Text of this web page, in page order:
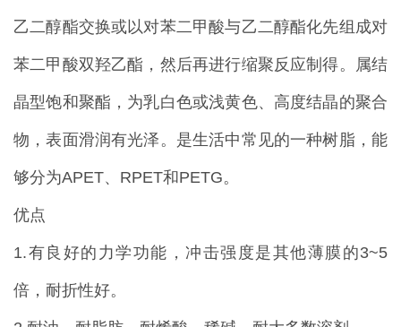
乙二醇酯交换或以对苯二甲酸与乙二醇酯化先组成对
苯二甲酸双羟乙酯，然后再进行缩聚反应制得。属结
晶型饱和聚酯，为乳白色或浅黄色、高度结晶的聚合
物，表面滑润有光泽。是生活中常见的一种树脂，能
够分为APET、RPET和PETG。
优点
1.有良好的力学功能，冲击强度是其他薄膜的3~5
倍，耐折性好。